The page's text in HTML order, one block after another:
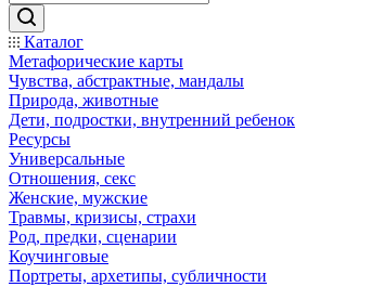
Каталог
Mетафорические карты
Чувства, абстрактные, мандалы
Природа, животные
Дети, подростки, внутренний ребенок
Ресурсы
Универсальные
Отношения, секс
Женские, мужские
Травмы, кризисы, страхи
Род, предки, сценарии
Коучинговые
Портреты, архетипы, субличности